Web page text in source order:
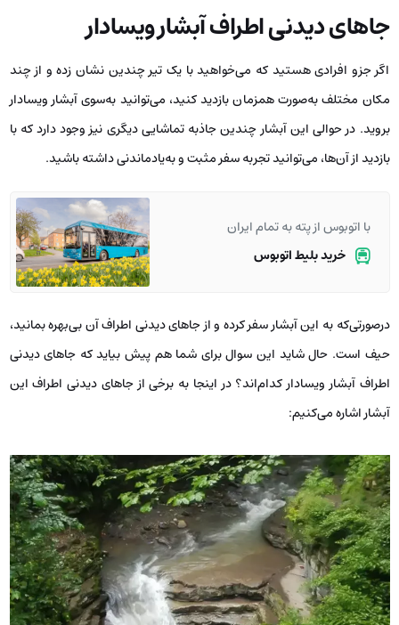
جاهای دیدنی اطراف آبشار ویسادار
اگر جزو افرادی هستید که می‌خواهید با یک تیر چندین نشان زده و از چند
مکان مختلف به‌صورت همزمان بازدید کنید، می‌توانید به‌سوی آبشار ویسادار
بروید. در حوالی این آبشار چندین جاذبه تماشایی دیگری نیز وجود دارد که با
بازدید از آن‌ها، می‌توانید تجربه سفر مثبت و به‌یادماندنی داشته باشید.
با اتوبوس از پته به تمام ایران
خرید بلیط اتوبوس
درصورتی‌که به این آبشار سفر کرده و از جاهای دیدنی اطراف آن بی‌بهره بمانید،
حیف است. حال شاید این سوال برای شما هم پیش بیاید که جاهای دیدنی
اطراف آبشار ویسادار کدام‌اند؟ در اینجا به برخی از جاهای دیدنی اطراف این
آبشار اشاره می‌کنیم: